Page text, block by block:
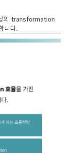
의 transformation
니다.